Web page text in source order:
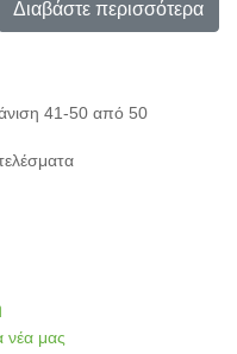
Διαβάστε περισσότερα
41-50 από 50
νέα μας